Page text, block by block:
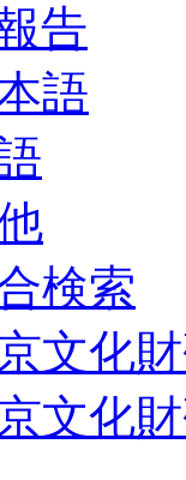
告
語
検索
文化
文化